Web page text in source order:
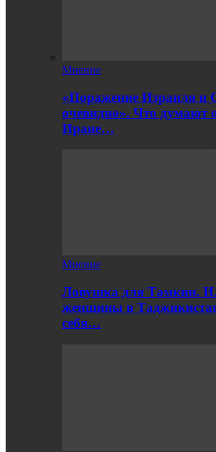
Мнение
«Поражение Израиля
очевидно». Что думают
Иране…
Мнение
Ловушка для Тамкин.
женщины в
себя…